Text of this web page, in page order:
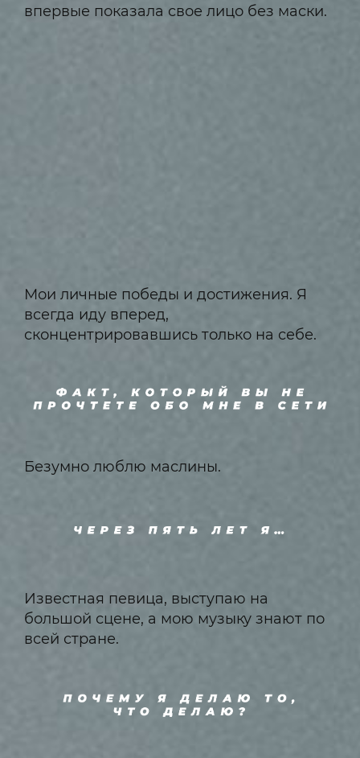
впервые показала свое лицо без маски.
Мои личные победы и достижения. Я
всегда иду вперед,
сконцентрировавшись только на себе.
Безумно люблю маслины.
Известная певица, выступаю на
большой сцене, а мою музыку знают по
всей стране.